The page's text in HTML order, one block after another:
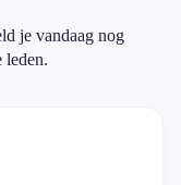
je vandaag nog
leden.